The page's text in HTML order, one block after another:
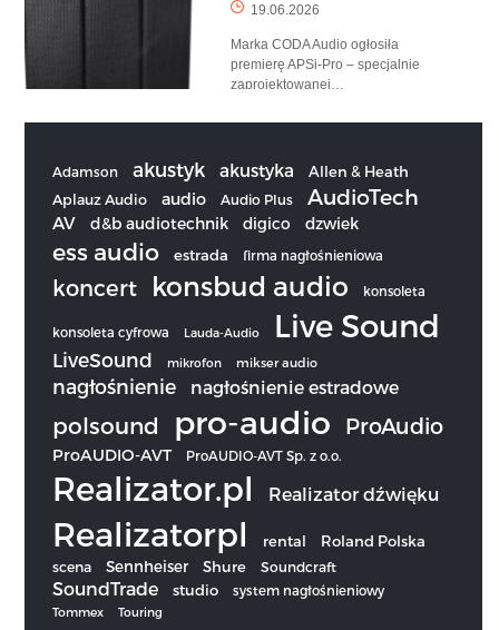
19.06.2026
Marka CODA Audio ogłosiła
premierę APSi-Pro – specjalnie
zaprojektowanej…
Adamson akustyk akustyka Allen & Heath
Aplauz Audio audio Audio Plus AudioTech
AV d&b audiotechnik digico dzwiek
ess audio estrada firma nagłośnieniowa
koncert konsbud audio konsoleta
konsoleta cyfrowa Lauda-Audio Live Sound
LiveSound mikrofon mikser audio
nagłośnienie nagłośnienie estradowe
polsound pro-audio ProAudio
ProAUDIO-AVT ProAUDIO-AVT Sp. z o.o.
Realizator.pl Realizator dźwięku
Realizatorpl rental Roland Polska
scena Sennheiser Shure Soundcraft
SoundTrade studio system nagłośnieniowy
Tommex Touring